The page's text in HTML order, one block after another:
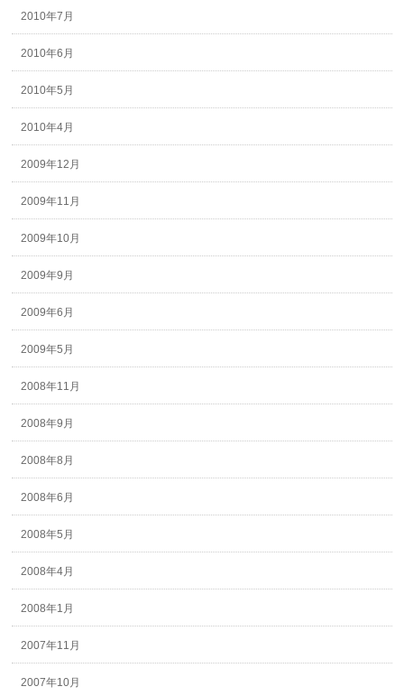
2010年7月
2010年6月
2010年5月
2010年4月
2009年12月
2009年11月
2009年10月
2009年9月
2009年6月
2009年5月
2008年11月
2008年9月
2008年8月
2008年6月
2008年5月
2008年4月
2008年1月
2007年11月
2007年10月